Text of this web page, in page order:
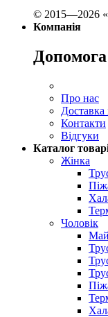
© 2015—2026
Компанія
Допомога
Про нас
Доставка
Контакти
Відгуки
Каталог
Жінка
Чоловік